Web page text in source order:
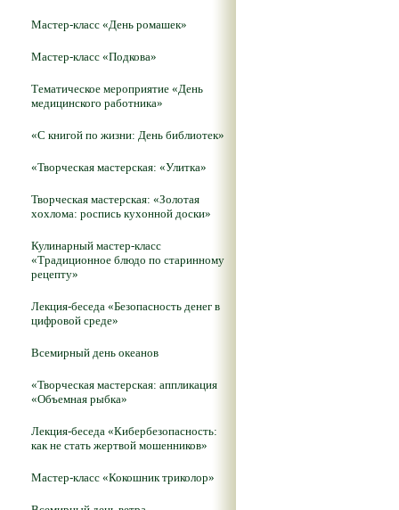
Мастер-класс «День ромашек»
Мастер-класс «Подкова»
Тематическое мероприятие «День
медицинского работника»
«С книгой по жизни: День библиотек»
«Творческая мастерская: «Улитка»
Творческая мастерская: «Золотая
хохлома: роспись кухонной доски»
Кулинарный мастер-класс
«Традиционное блюдо по старинному
рецепту»
Лекция-беседа «Безопасность денег в
цифровой среде»
Всемирный день океанов
«Творческая мастерская: аппликация
«Объемная рыбка»
Лекция-беседа «Кибербезопасность:
как не стать жертвой мошенников»
Мастер-класс «Кокошник триколор»